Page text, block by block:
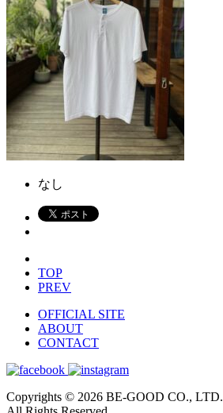
なし
TOP
PREV
OFFICIAL SITE
ABOUT
CONTACT
Copyrights © 2026 BE-GOOD CO., LTD.